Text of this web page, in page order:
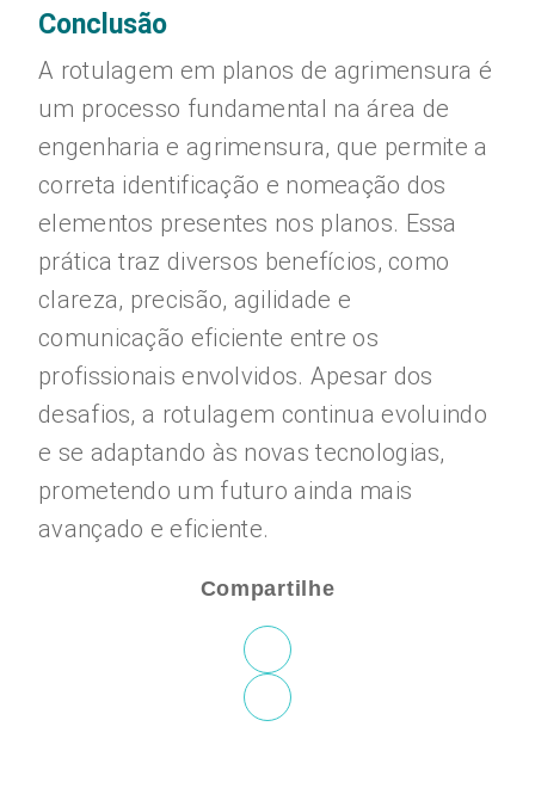
Conclusão
A rotulagem em planos de agrimensura é
um processo fundamental na área de
engenharia e agrimensura, que permite a
correta identificação e nomeação dos
elementos presentes nos planos. Essa
prática traz diversos benefícios, como
clareza, precisão, agilidade e
comunicação eficiente entre os
profissionais envolvidos. Apesar dos
desafios, a rotulagem continua evoluindo
e se adaptando às novas tecnologias,
prometendo um futuro ainda mais
avançado e eficiente.
Compartilhe